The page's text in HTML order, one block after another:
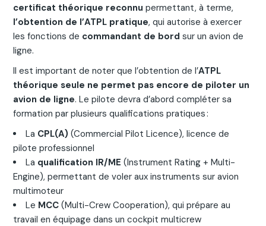
certificat théorique reconnu permettant, à terme,
l’obtention de l’ATPL pratique, qui autorise à exercer
les fonctions de commandant de bord sur un avion de
ligne.
Il est important de noter que l’obtention de l’ATPL
théorique seule ne permet pas encore de piloter un
avion de ligne. Le pilote devra d’abord compléter sa
formation par plusieurs qualifications pratiques :
La CPL(A) (Commercial Pilot Licence), licence de
pilote professionnel
La qualification IR/ME (Instrument Rating + Multi-
Engine), permettant de voler aux instruments sur avion
multimoteur
Le MCC (Multi-Crew Cooperation), qui prépare au
travail en équipage dans un cockpit multicrew